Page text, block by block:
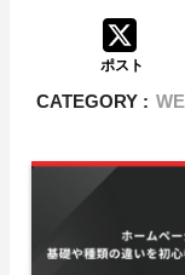
ポスト
CATEGORY :